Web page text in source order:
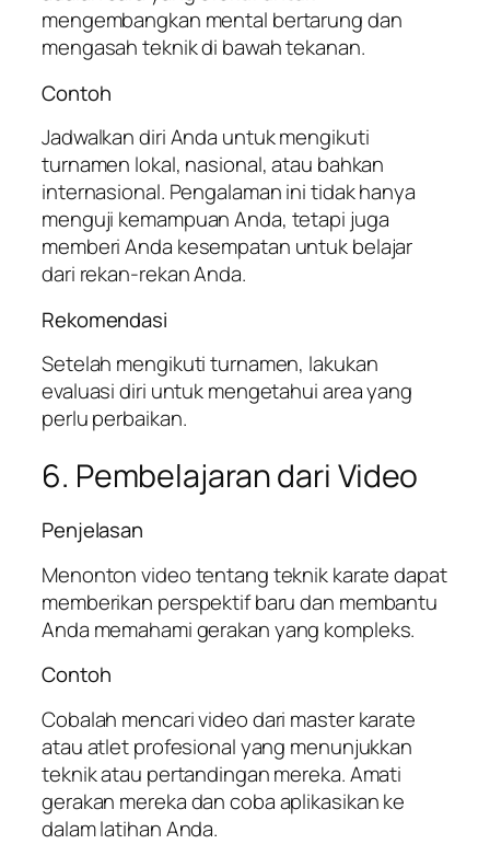
mengembangkan mental bertarung dan
mengasah teknik di bawah tekanan.
Contoh
Jadwalkan diri Anda untuk mengikuti
turnamen lokal, nasional, atau bahkan
internasional. Pengalaman ini tidak hanya
menguji kemampuan Anda, tetapi juga
memberi Anda kesempatan untuk belajar
dari rekan-rekan Anda.
Rekomendasi
Setelah mengikuti turnamen, lakukan
evaluasi diri untuk mengetahui area yang
perlu perbaikan.
6. Pembelajaran dari Video
Penjelasan
Menonton video tentang teknik karate dapat
memberikan perspektif baru dan membantu
Anda memahami gerakan yang kompleks.
Contoh
Cobalah mencari video dari master karate
atau atlet profesional yang menunjukkan
teknik atau pertandingan mereka. Amati
gerakan mereka dan coba aplikasikan ke
dalam latihan Anda.